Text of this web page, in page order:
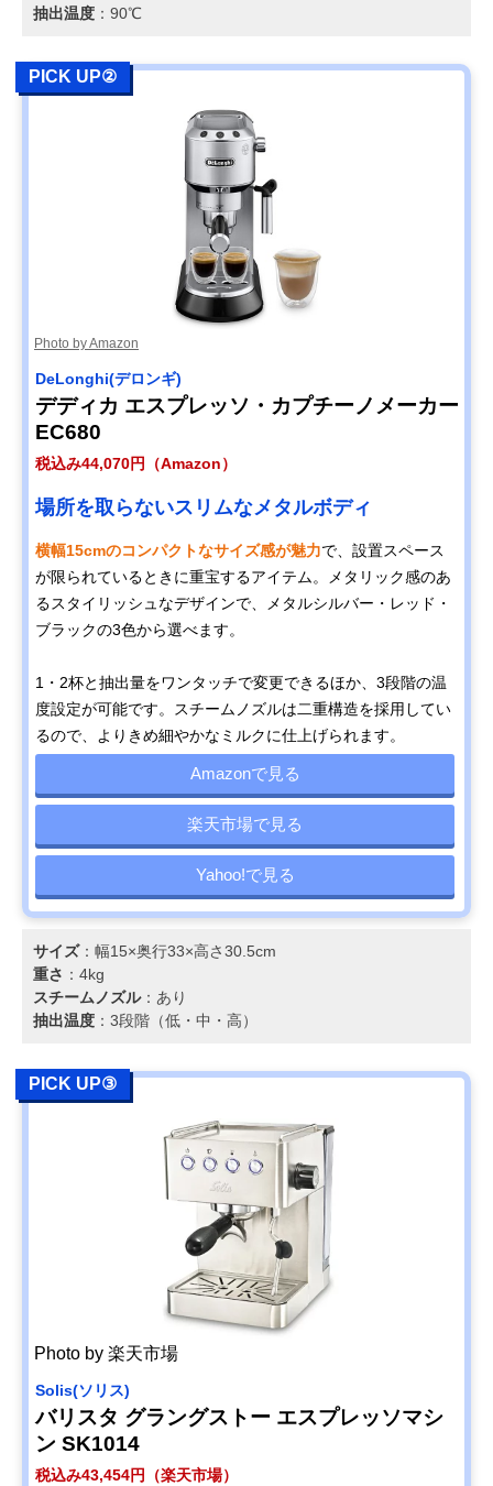
抽出温度 ：90℃
PICK UP②
Photo by Amazon
DeLonghi(デロンギ)
デディカ エスプレッソ・カプチーノメーカー
EC680
税込み44,070円（Amazon）
場所を取らないスリムなメタルボディ
横幅15cmのコンパクトなサイズ感が魅力で、設置スペース
が限られているときに重宝するアイテム。メタリック感のあ
るスタイリッシュなデザインで、メタルシルバー・レッド・
ブラックの3色から選べます。
1・2杯と抽出量をワンタッチで変更できるほか、3段階の温
度設定が可能です。スチームノズルは二重構造を採用してい
るので、よりきめ細やかなミルクに仕上げられます。
Amazonで見る
楽天市場で見る
Yahoo!で見る
サイズ：幅15×奥行33×高さ30.5cm
重さ ：4kg
スチームノズル：あり
抽出温度 ：3段階（低・中・高）
PICK UP③
Photo by 楽天市場
Solis(ソリス)
バリスタ グラングストー エスプレッソマシ
ン SK1014
税込み43,454円（楽天市場）